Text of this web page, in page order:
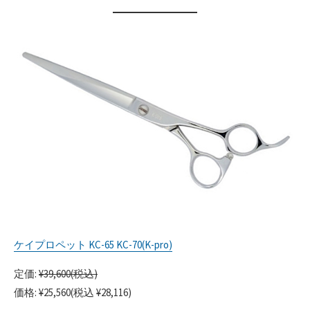
ケイプロペット KC-65 KC-70(K-pro)
定価: ¥39,600(税込)
価格: ¥25,560(税込 ¥28,116)